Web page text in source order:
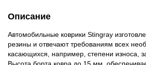
Описание
Автомобильные коврики Stingray
резины и отвечают требованиям всех
касающихся, например, степени износа,
Высота борта ковра до 15 мм,